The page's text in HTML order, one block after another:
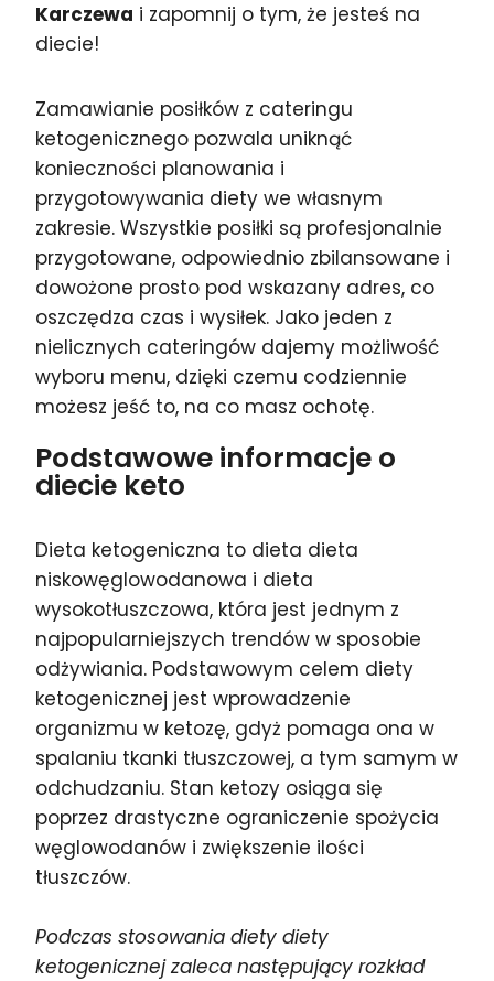
Karczewa i zapomnij o tym, że jesteś na
diecie!
Zamawianie posiłków z cateringu
ketogenicznego pozwala uniknąć
konieczności planowania i
przygotowywania diety we własnym
zakresie. Wszystkie posiłki są profesjonalnie
przygotowane, odpowiednio zbilansowane i
dowożone prosto pod wskazany adres, co
oszczędza czas i wysiłek. Jako jeden z
nielicznych cateringów dajemy możliwość
wyboru menu, dzięki czemu codziennie
możesz jeść to, na co masz ochotę.
Podstawowe informacje o
diecie keto
Dieta ketogeniczna to dieta dieta
niskowęglowodanowa i dieta
wysokotłuszczowa, która jest jednym z
najpopularniejszych trendów w sposobie
odżywiania. Podstawowym celem diety
ketogenicznej jest wprowadzenie
organizmu w ketozę, gdyż pomaga ona w
spalaniu tkanki tłuszczowej, a tym samym w
odchudzaniu. Stan ketozy osiąga się
poprzez drastyczne ograniczenie spożycia
węglowodanów i zwiększenie ilości
tłuszczów.
Podczas stosowania diety diety
ketogenicznej zaleca następujący rozkład